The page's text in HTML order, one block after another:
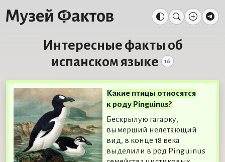
Интересные факты об
испанском языке
16
Какие птицы относятся
к роду Pinguinus?
Бескрылую гагарку,
вымерший нелетающий
вид, в конце 18 века
выделили в род Pinguinus